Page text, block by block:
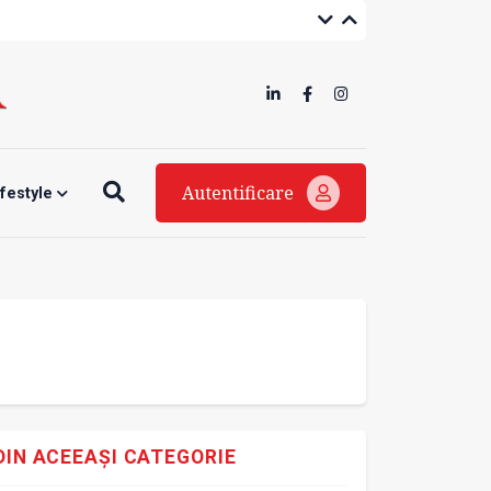
Autentificare
ACEEAȘI CATEGORIE